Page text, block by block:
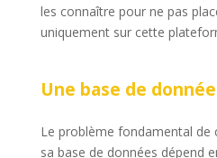
les connaître pour ne pas
uniquement sur cette
Une base de
Le problème fondamental de
sa base de données dépend